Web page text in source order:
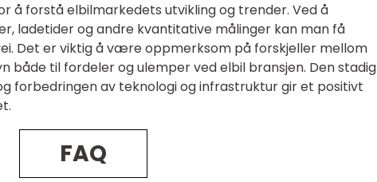
å forstå elbilmarkedets utvikling og trender. Ved å
ladetider og andre kvantitative målinger kan man få
Det er viktig å være oppmerksom på forskjeller mellom
både til fordeler og ulemper ved elbil bransjen. Den stadig
forbedringen av teknologi og infrastruktur gir et positivt
FAQ